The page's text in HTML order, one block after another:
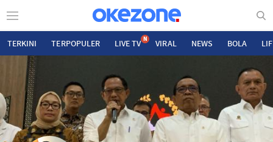
TERKINI TERPOPULER LIVE TV N VIRAL NEWS BOLA